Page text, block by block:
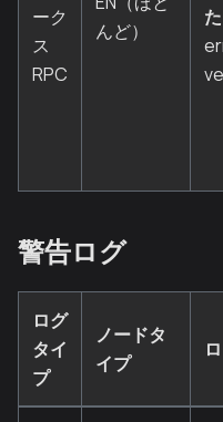
ーク
ス
RPC
んど）
警告ログ
ログ
タイ
プ
ノードタ
イプ